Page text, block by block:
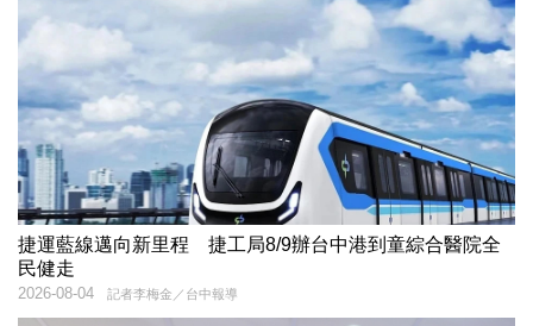
捷運藍線邁向新里程 捷工局8/9辦台中港到童綜合醫院全
民健走
記者李梅金／台中報導
2026-08-04